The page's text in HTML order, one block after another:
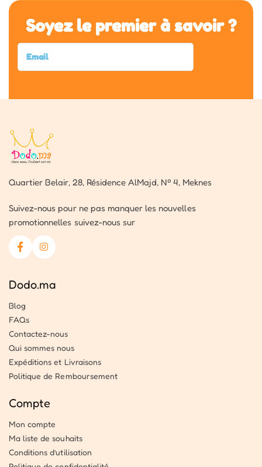
Soyez le premier à savoir ?
Quartier Belair, 28, Résidence AlMajd, Nº 4, Meknes
Suivez-nous pour ne pas manquer les nouvelles
promotionnelles suivez-nous sur
Dodo.ma
Blog
FAQs
Contactez-nous
Qui sommes nous
Expéditions et Livraisons
Politique de Remboursement
Compte
Mon compte
Ma liste de souhaits
Conditions d’utilisation